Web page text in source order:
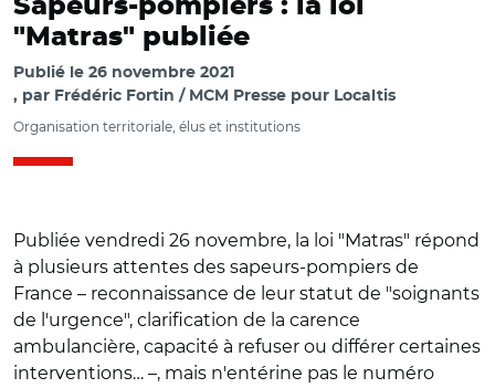
Sapeurs-pompiers : la loi
"Matras" publiée
Publié le 26 novembre 2021
par Frédéric Fortin / MCM Presse pour Localtis
Organisation territoriale, élus et institutions
Publiée vendredi 26 novembre, la loi "Matras" répond
à plusieurs attentes des sapeurs-pompiers de
France – reconnaissance de leur statut de "soignants
de l'urgence", clarification de la carence
ambulancière, capacité à refuser ou différer certaines
interventions… –, mais n'entérine pas le numéro